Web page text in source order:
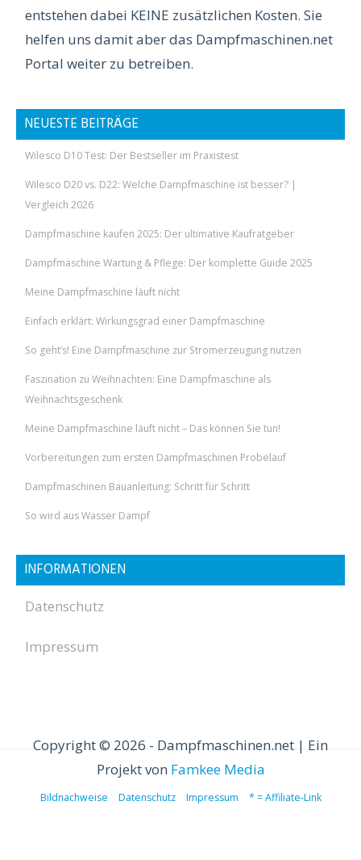
entstehen dabei KEINE zusätzlichen Kosten. Sie
helfen uns damit aber das Dampfmaschinen.net
Portal weiter zu betreiben.
NEUESTE BEITRÄGE
Wilesco D10 Test: Der Bestseller im Praxistest
Wilesco D20 vs. D22: Welche Dampfmaschine ist besser? |
Vergleich 2026
Dampfmaschine kaufen 2025: Der ultimative Kaufratgeber
Dampfmaschine Wartung & Pflege: Der komplette Guide 2025
Meine Dampfmaschine läuft nicht
Einfach erklärt: Wirkungsgrad einer Dampfmaschine
So geht’s! Eine Dampfmaschine zur Stromerzeugung nutzen
Faszination zu Weihnachten: Eine Dampfmaschine als
Weihnachtsgeschenk
Meine Dampfmaschine läuft nicht – Das können Sie tun!
Vorbereitungen zum ersten Dampfmaschinen Probelauf
Dampfmaschinen Bauanleitung: Schritt für Schritt
So wird aus Wasser Dampf
INFORMATIONEN
Datenschutz
Impressum
Copyright © 2026 - Dampfmaschinen.net | Ein
Projekt von Famkee Media
Bildnachweise Datenschutz Impressum * = Affiliate-Link